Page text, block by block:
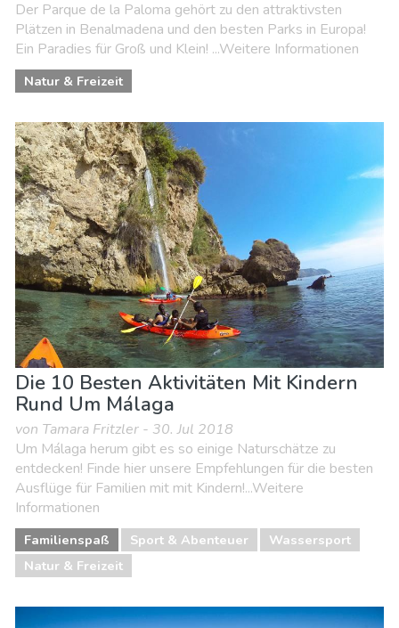
Der Parque de la Paloma gehört zu den attraktivsten
Plätzen in Benalmadena und den besten Parks in Europa!
Ein Paradies für Groß und Klein! ...Weitere Informationen
Natur & Freizeit
Die 10 Besten Aktivitäten Mit Kindern
Rund Um Málaga
von Tamara Fritzler - 30. Jul 2018
Um Málaga herum gibt es so einige Naturschätze zu
entdecken! Finde hier unsere Empfehlungen für die besten
Ausflüge für Familien mit mit Kindern!...Weitere
Informationen
Familienspaß Sport & Abenteuer
Wassersport
Natur & Freizeit